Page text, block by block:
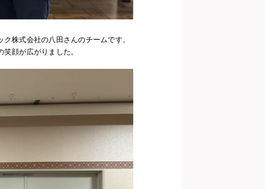
株式会社の八田さんのチームです。
顔が広がりました。